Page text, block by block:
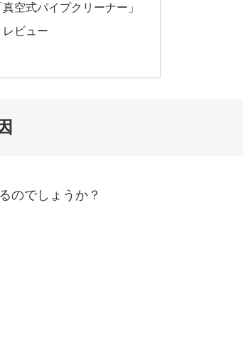
空式パイプクリーナー」
レビュー
のでしょうか？